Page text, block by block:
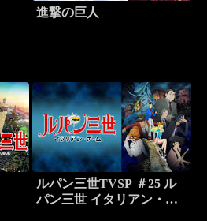
進撃の巨人
ルパン三世TVSP ＃25 ル
パン三世 イタリアン・ゲ